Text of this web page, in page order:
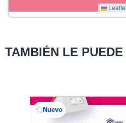
TAMBIÉN LE
Nuevo